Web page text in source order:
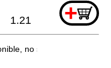
+
1.21
no se puede pedir